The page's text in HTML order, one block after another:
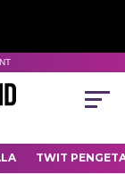
TWIT